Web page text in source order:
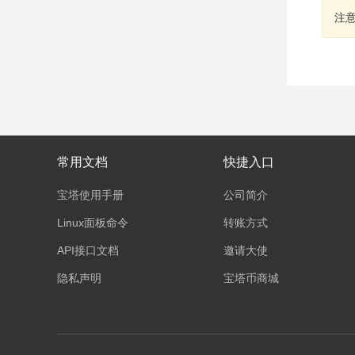
注
常用文档
宝塔使用手册
Linux面板命令
API接口文档
隐私声明
快捷入口
公司简介
转账方式
邀请大使
宝塔币商城